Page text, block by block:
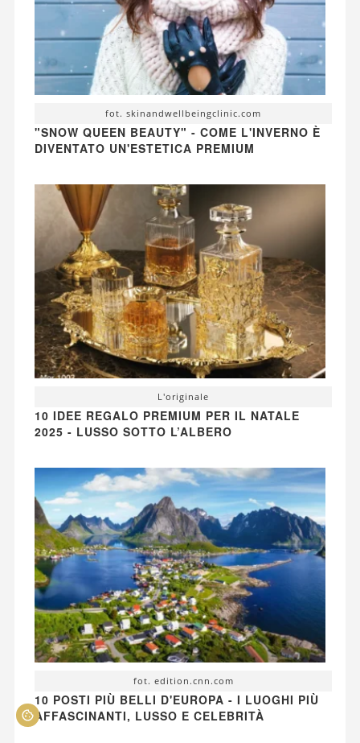
fot. skinandwellbeingclinic.com
"SNOW QUEEN BEAUTY" - COME L'INVERNO È
DIVENTATO UN'ESTETICA PREMIUM
L'originale
10 IDEE REGALO PREMIUM PER IL NATALE
2025 - LUSSO SOTTO L’ALBERO
fot. edition.cnn.com
10 POSTI PIÙ BELLI D'EUROPA - I LUOGHI PIÙ
AFFASCINANTI, LUSSO E CELEBRITÀ